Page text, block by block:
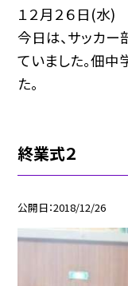
１２月２６日(水)
今日は、サッカ
ていました。佃中
た。
終業式２
公開日 2018/12/26